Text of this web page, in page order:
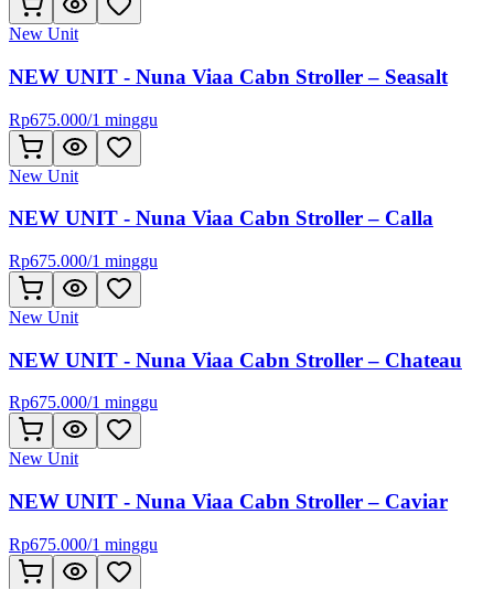
New Unit
NEW UNIT - Nuna Viaa Cabn Stroller – Seasalt
Rp675.000/1 minggu
New Unit
NEW UNIT - Nuna Viaa Cabn Stroller – Calla
Rp675.000/1 minggu
New Unit
NEW UNIT - Nuna Viaa Cabn Stroller – Chateau
Rp675.000/1 minggu
New Unit
NEW UNIT - Nuna Viaa Cabn Stroller – Caviar
Rp675.000/1 minggu